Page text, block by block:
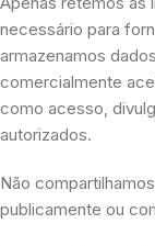
necessário para
armazenamos
comercialmente
como acesso,
autorizados.
Não
publicamente ou